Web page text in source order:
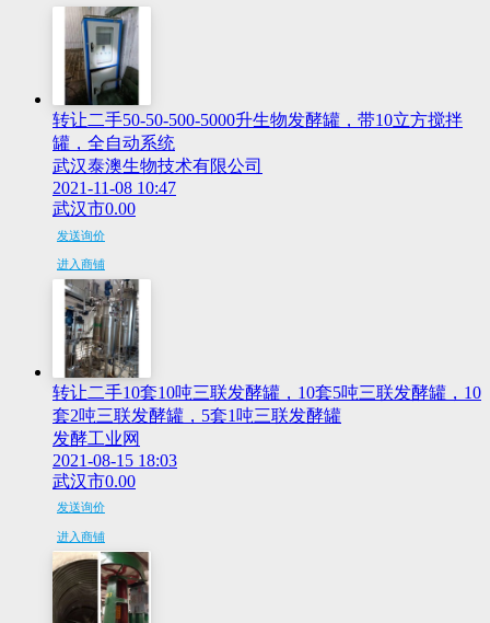
转让二手50-50-500-5000升生物发酵罐，带10立方搅拌
罐，全自动系统
武汉泰澳生物技术有限公司
2021-11-08 10:47
武汉市0.00
发送询价
进入商铺
转让二手10套10吨三联发酵罐，10套5吨三联发酵罐，10
套2吨三联发酵罐，5套1吨三联发酵罐
发酵工业网
2021-08-15 18:03
武汉市0.00
发送询价
进入商铺